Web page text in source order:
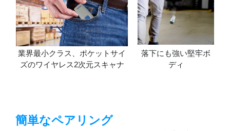
業界最小クラス、ポケットサイ
ズのワイヤレス2次元スキャナ
落下にも強い堅牢ボ
ディ
簡単なペアリング